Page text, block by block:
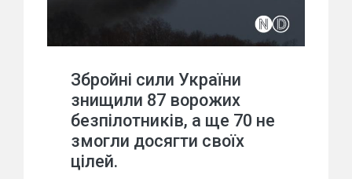
Збройні сили України
знищили 87 ворожих
безпілотників, а ще 70 не
змогли досягти своїх
цілей.